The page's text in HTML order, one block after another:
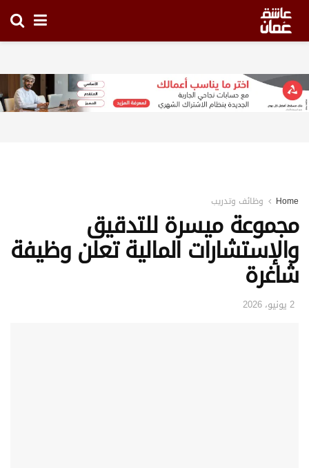
Home وظائف وتدريب
مجموعة ميسرة للتدقيق
والإستشارات المالية تعلن وظيفة
شاغرة
2 يونيو، 2026